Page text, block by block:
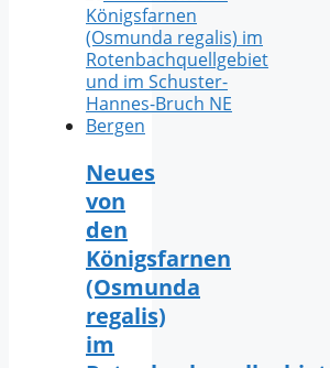
Neues
von
den
Königsfarnen
(Osmunda
regalis)
im